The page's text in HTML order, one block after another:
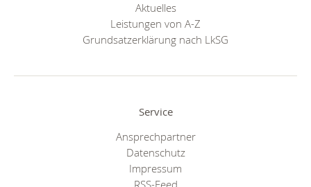
Aktuelles
Leistungen von A-Z
Grundsatzerklärung nach LkSG
Service
Ansprechpartner
Datenschutz
Impressum
RSS-Feed